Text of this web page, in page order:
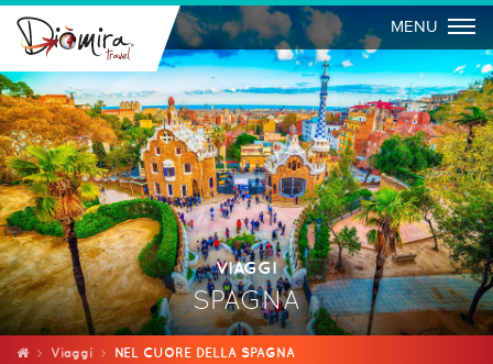
MENU
VIAGGI
SPAGNA
Viaggi NEL CUORE DELLA SPAGNA